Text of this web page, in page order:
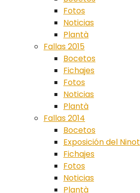
Fotos
Noticias
Plantà
Fallas 2015
Bocetos
Fichajes
Fotos
Noticias
Plantà
Fallas 2014
Bocetos
Exposición del Ninot
Fichajes
Fotos
Noticias
Plantà